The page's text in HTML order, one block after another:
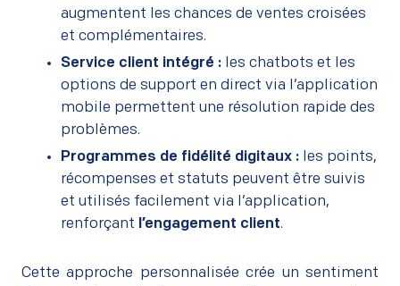
augmentent les chances de ventes croisées
et complémentaires.
Service client intégré : les chatbots et les
options de support en direct via l’application
mobile permettent une résolution rapide des
problèmes.
Programmes de fidélité digitaux : les points,
récompenses et statuts peuvent être suivis
et utilisés facilement via l’application,
renforçant l’engagement client.
Cette approche personnalisée crée un sentiment